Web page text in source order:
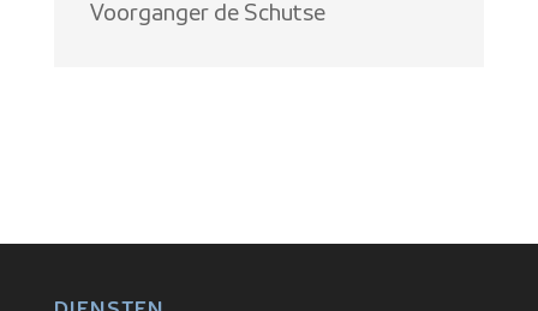
Voorganger de Schutse